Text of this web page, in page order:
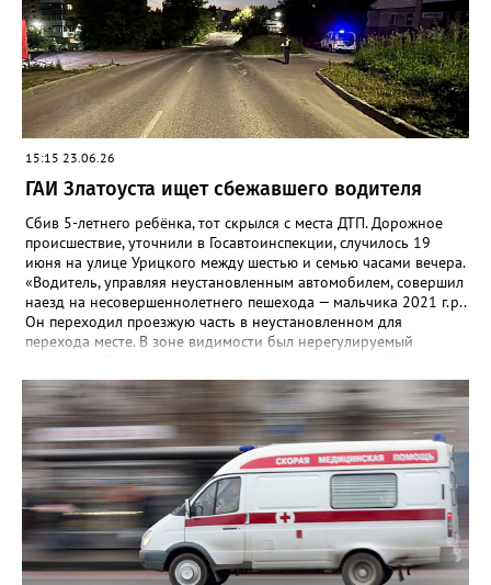
15:15 23.06.26
ГАИ Златоуста ищет сбежавшего водителя
Сбив 5-летнего ребёнка, тот скрылся с места ДТП. Дорожное
происшествие, уточнили в Госавтоинспекции, случилось 19
июня на улице Урицкого между шестью и семью часами вечера.
«Водитель, управляя неустановленным автомобилем, совершил
наезд на несовершеннолетнего пешехода — мальчика 2021 г.р..
Он переходил проезжую часть в неустановленном для
перехода месте. В зоне видимости был нерегулируемый
получил незначительные травмы, помощь ему оказали на
месте. Очевидцев ЧП просят обратиться в ГАИ по адресу: пр.
Гагарина, д. 23, кабинет 12 или звонить по телефонам: 8 (3513)
65-32-91 (дежурная часть ОМВД), или 79-93-33, 8 (951) 474-
65-36.